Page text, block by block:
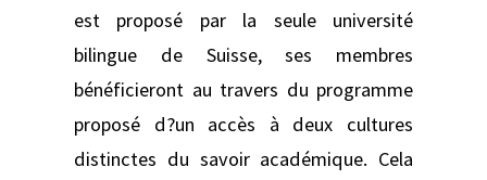
est proposé par la seule université
bilingue de Suisse, ses membres
bénéficieront au travers du programme
proposé d?un accès à deux cultures
distinctes du savoir académique. Cela